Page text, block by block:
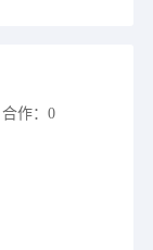
合作： 0